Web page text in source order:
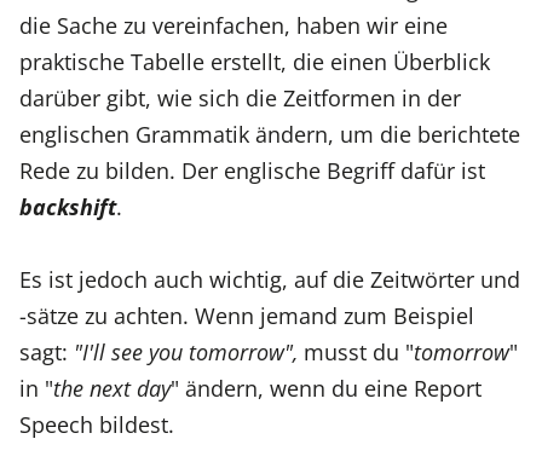
die Sache zu vereinfachen, haben wir eine
praktische Tabelle erstellt, die einen Überblick
darüber gibt, wie sich die Zeitformen in der
englischen Grammatik ändern, um die berichtete
Rede zu bilden. Der englische Begriff dafür ist
backshift.
Es ist jedoch auch wichtig, auf die Zeitwörter und
-sätze zu achten. Wenn jemand zum Beispiel
sagt: "I'll see you tomorrow", musst du "tomorrow"
in "the next day" ändern, wenn du eine Report
Speech bildest.